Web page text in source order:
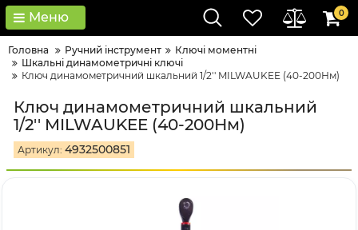
Меню 0
Головна Ручний інструмент
Ключі моментні
Шкальні динамометричні ключі
Ключ динамометричний шкальний 1/2'' MILWAUKEE (40-200Нм)
Ключ динамометричний шкальний
1/2'' MILWAUKEE (40-200Нм)
Артикул: 4932500851